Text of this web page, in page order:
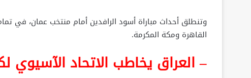
وتنطلق أحداث مباراة أسود الرافدين أمام منتخب عمان، في
القاهرة ومكة المكرمة.
– العراق يخاطب الاتحاد الآسيوي